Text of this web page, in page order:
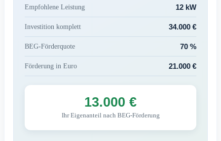
Empfohlene Leistung 12 kW
Investition komplett 34.000 €
BEG-Förderquote 70 %
Förderung in Euro 21.000 €
13.000 €
Ihr Eigenanteil nach BEG-Förderung